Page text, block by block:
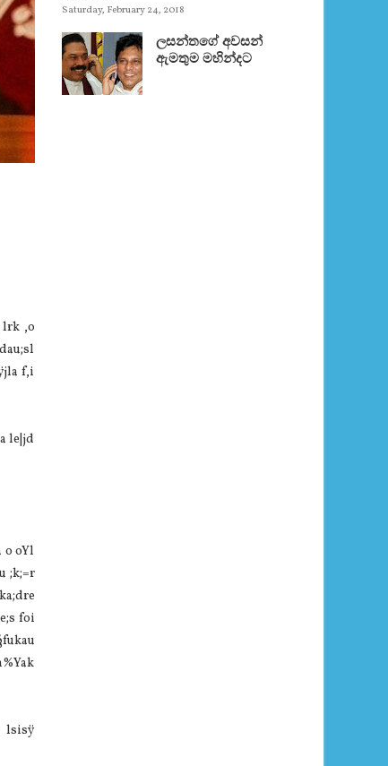
lrk ,o
f,i
le|jd
oYl
;k;=r
foi
lsisÿ
Saturday, February 24, 2018
ලසන්තගේ අවසන්
ඇමතුම මහින්දට